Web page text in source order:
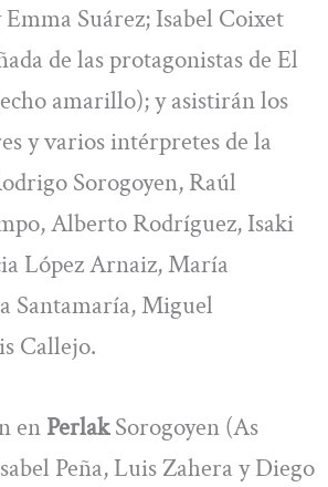
Suárez; Isabel Coixet
de las protagonistas de El
amarillo); y asistirán los
y varios intérpretes de la
Sorogoyen, Raúl
Alberto Rodríguez, Isaki
López Arnaiz, María
Santamaría, Miguel
Callejo.
en PerlakSorogoyen (As
Peña, Luis Zahera y Diego